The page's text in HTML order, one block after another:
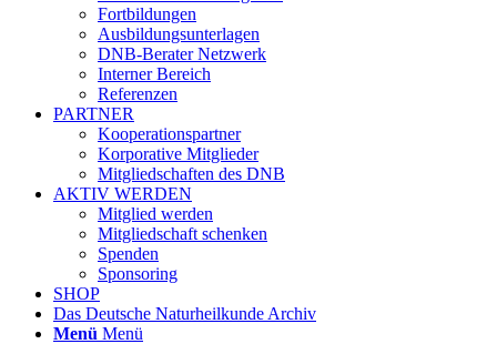
Fortbildungen
Ausbildungsunterlagen
DNB-Berater Netzwerk
Interner Bereich
Referenzen
PARTNER
Kooperationspartner
Korporative Mitglieder
Mitgliedschaften des DNB
AKTIV WERDEN
Mitglied werden
Mitgliedschaft schenken
Spenden
Sponsoring
SHOP
Das Deutsche Naturheilkunde Archiv
Menü Menü